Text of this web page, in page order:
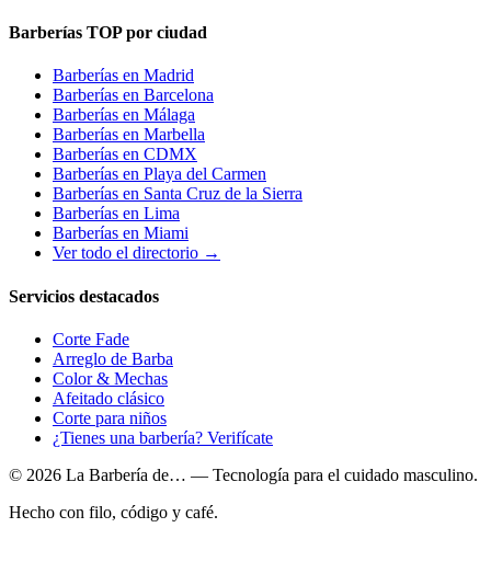
Barberías TOP por ciudad
Barberías en Madrid
Barberías en Barcelona
Barberías en Málaga
Barberías en Marbella
Barberías en CDMX
Barberías en Playa del Carmen
Barberías en Santa Cruz de la Sierra
Barberías en Lima
Barberías en Miami
Ver todo el directorio →
Servicios destacados
Corte Fade
Arreglo de Barba
Color & Mechas
Afeitado clásico
Corte para niños
¿Tienes una barbería? Verifícate
© 2026 La Barbería de… — Tecnología para el cuidado masculino.
Hecho con filo, código y café.